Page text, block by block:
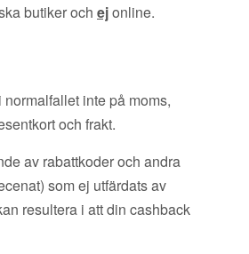
butiker och ejonline.
inte på moms,
och frakt.
av rabattkoder och andra
som ej utfärdats av
resultera i att din cashback